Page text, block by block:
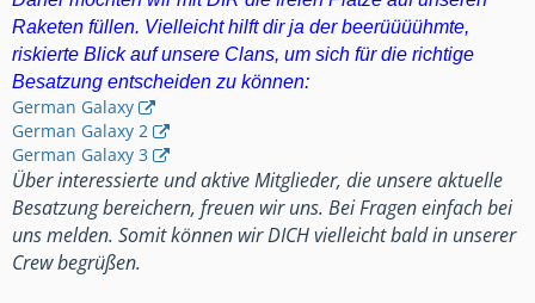
So, das war ein kurzer Auszug aus unserem
Logbuch. Vielleicht dürfen wir ja bald
jemanden von euch bei uns begrüßen.
Beste Grüße
Raketen füllen. Vielleicht hilft dir ja der beerüüüühmte,
riskierte Blick auf unsere Clans, um sich für die richtige
Besatzung entscheiden zu können:
German Galaxy
German Galaxy 2
German Galaxy 3
Über interessierte und aktive Mitglieder, die unsere aktuelle
Besatzung bereichern, freuen wir uns. Bei Fragen einfach bei
uns melden. Somit können wir DICH vielleicht bald in unserer
Crew begrüßen.